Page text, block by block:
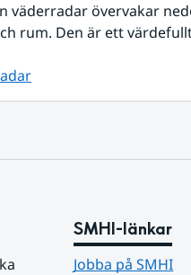
väderradar övervakar
rum. Den är ett
SMHI-länkar
Jobba på SMHI